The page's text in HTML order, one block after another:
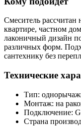
Смеситель рассчитан
квартире, частном
лаконичный дизайн
различных форм.
сантехнику без
Технические
Тип:
Монтаж: на
Подключение:
Страна